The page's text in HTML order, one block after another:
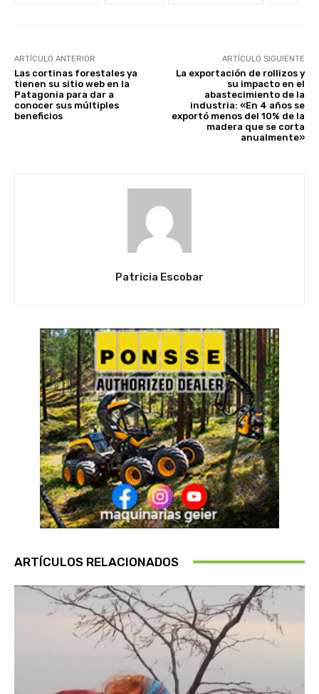
ARTÍCULO ANTERIOR
Las cortinas forestales ya
tienen su sitio web en la
Patagonia para dar a
conocer sus múltiples
beneficios
ARTÍCULO SIGUIENTE
La exportación de rollizos y
su impacto en el
abastecimiento de la
industria: «En 4 años se
exportó menos del 10% de la
madera que se corta
anualmente»
Patricia Escobar
ARTÍCULOS RELACIONADOS